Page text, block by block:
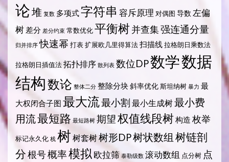
论堆 复数 多项式字符串 容斥原理 对偶图 导数 左偏
树 差分 差分约束 常数优化平衡树并查集强连通分量
归并排序 快速幂 打表扩展欧几里得算法扫描线拉格朗日乘数法
拉格朗日插值法拓扑排序 散列表 数位DP数学数据
结构数论 整体二分 整除分块斜率优化斯坦纳树 暴力 最
大权闭合子图 最大流最小割 最小生成树最小费
用流最短路 最短路树 期望权值线段树构造 枚举
标记永久化 栈 树 树套树树形DP树状数组 树链剖
分根号概率模拟 欧拉筛 泰勒级数 滚动数组 点分树 点